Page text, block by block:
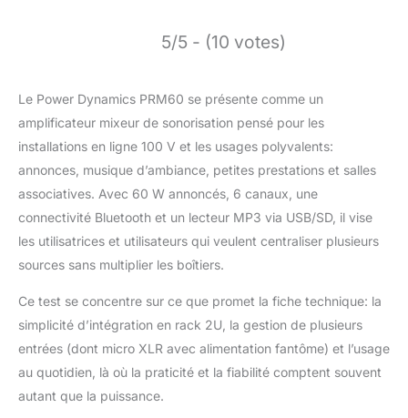
5/5 - (10 votes)
Le Power Dynamics PRM60 se présente comme un
amplificateur mixeur de sonorisation pensé pour les
installations en ligne 100 V et les usages polyvalents:
annonces, musique d’ambiance, petites prestations et salles
associatives. Avec 60 W annoncés, 6 canaux, une
connectivité Bluetooth et un lecteur MP3 via USB/SD, il vise
les utilisatrices et utilisateurs qui veulent centraliser plusieurs
sources sans multiplier les boîtiers.
Ce test se concentre sur ce que promet la fiche technique: la
simplicité d’intégration en rack 2U, la gestion de plusieurs
entrées (dont micro XLR avec alimentation fantôme) et l’usage
au quotidien, là où la praticité et la fiabilité comptent souvent
autant que la puissance.